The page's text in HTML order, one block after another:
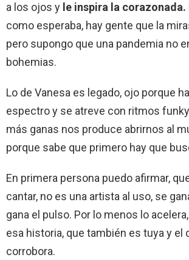
a los ojos y le inspira la corazonada.
como esperaba, hay gente que la
pero supongo que una pandemia no
bohemias.
Lo de Vanesa es legado, ojo porque
espectro y se atreve con ritmos
más ganas nos produce abrirnos al
porque sabe que primero hay que
En primera persona puedo afirmar,
cantar, no es una artista al uso, se
gana el pulso. Por lo menos lo
esa historia, que también es tuya y el
corrobora.